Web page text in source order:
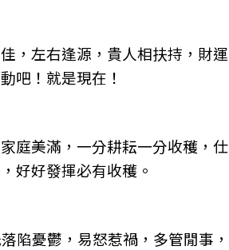
，左右逢源，貴人相扶持，財運
吧！就是現在！
庭美滿，一分耕耘一分收穫，仕
好好發揮必有收穫。
陷憂鬱，易怒惹禍，多管閒事，